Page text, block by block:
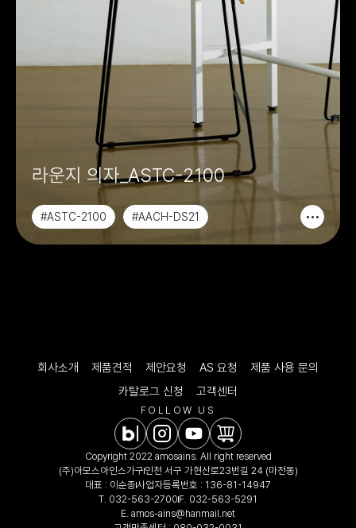
라운지 의자_ASTC-2100
#ASTC-2100
#AACH-DS21
회사소개 제품견적 제안요청 AS 요청
제품 사용 문의
카탈로그 신청
고객센터
FOLLOW US
Copyright 2022 amosains. All right reserved
(주)아모스아인스가구인천 서구 가현산로23번길 24 (마전동)
대표 : 이순종사업자등록번호 : 136-81-14947
T. 032-563-2700 F. 032-563-5291
E. amos-ains@hanmail.net